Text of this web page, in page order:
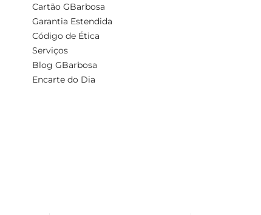
Cartão GBarbosa
Garantia Estendida
Código de Ética
Serviços
Blog GBarbosa
Encarte do Dia